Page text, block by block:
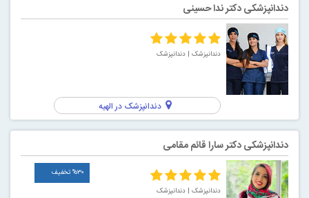
دندانپزشکی دکتر ندا حسینی
دندانپزشک | دندانپزشک
دندانپزشک در الهیه
دندانپزشکی دکتر سارا قائم مقامی
%۳۰ تخفیف
دندانپزشک | دندانپزشک